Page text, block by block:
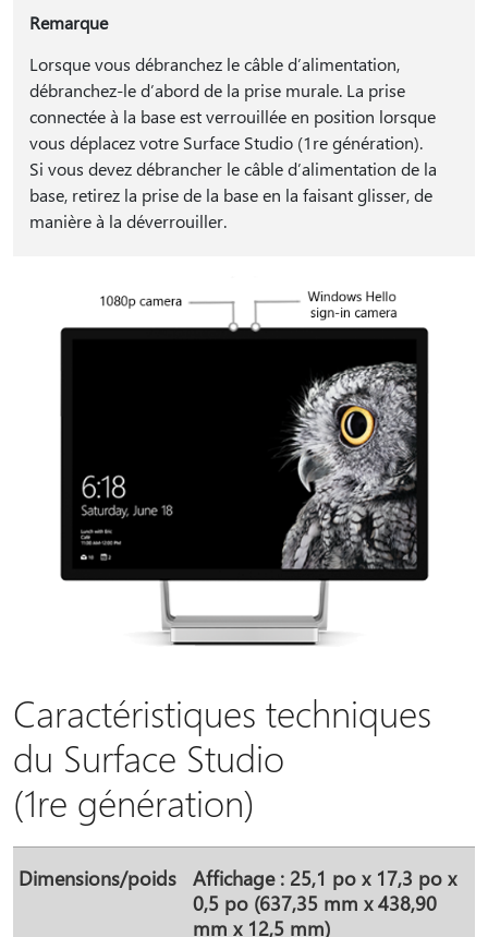
Remarque
Lorsque vous débranchez le câble d’alimentation,
débranchez-le d’abord de la prise murale. La prise
connectée à la base est verrouillée en position lorsque
vous déplacez votre Surface Studio (1re génération).
Si vous devez débrancher le câble d’alimentation de la
base, retirez la prise de la base en la faisant glisser, de
manière à la déverrouiller.
Caractéristiques techniques
du Surface Studio
(1re génération)
Dimensions/poids
Affichage : 25,1 po x 17,3 po x
0,5 po (637,35 mm x 438,90
mm x 12,5 mm)